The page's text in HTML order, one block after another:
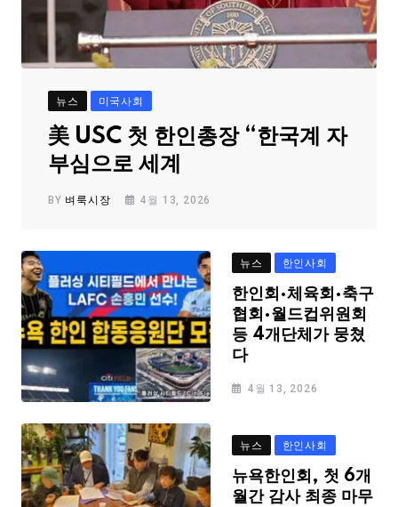
뉴스 미국사회
美 USC 첫 한인총장 “한국계 자
부심으로 세계
BY 벼룩시장 4월 13, 2026
뉴스 한인사회
한인회·체육회·축구
협회·월드컵위원회
등 4개단체가 뭉쳤
다
4월 13, 2026
뉴스 한인사회
뉴욕한인회, 첫 6개
월간 감사 최종 마무